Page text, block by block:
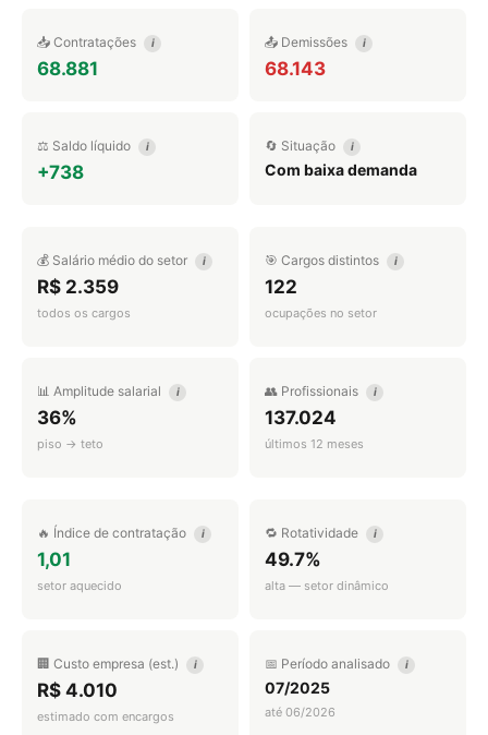
📥 Contratações i
68.881
📤 Demissões i
68.143
⚖️ Saldo líquido i
+738
🔄 Situação i
Com baixa demanda
💰 Salário médio do setor i
R$ 2.359
todos os cargos
🎯 Cargos distintos i
122
ocupações no setor
📊 Amplitude salarial i
36%
piso → teto
👥 Profissionais i
137.024
últimos 12 meses
🔥 Índice de contratação i
1,01
setor aquecido
🔁 Rotatividade i
49.7%
alta — setor dinâmico
🏢 Custo empresa (est.) i
R$ 4.010
estimado com encargos
📅 Período analisado i
07/2025
até 06/2026